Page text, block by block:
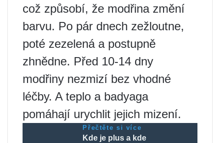
což způsobí, že modřina změní
barvu. Po pár dnech zežloutne,
poté zezelená a postupně
zhnědne. Před 10-14 dny
modřiny nezmizí bez vhodné
léčby. A teplo a badyaga
pomáhají urychlit jejich mizení.
Přečtěte si více
Kde je plus a kde